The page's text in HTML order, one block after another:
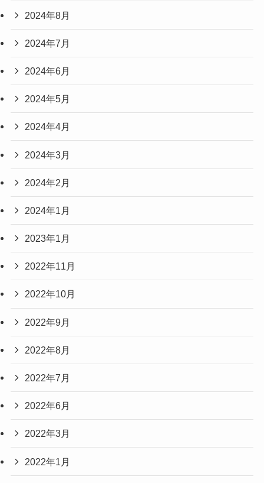
2024年8月
2024年7月
2024年6月
2024年5月
2024年4月
2024年3月
2024年2月
2024年1月
2023年1月
2022年11月
2022年10月
2022年9月
2022年8月
2022年7月
2022年6月
2022年3月
2022年1月